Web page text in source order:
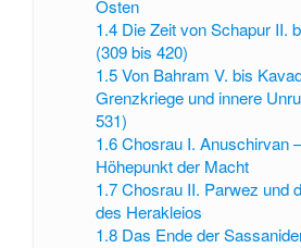
Osten
1.4 Die Zeit von Schapur II.
(309 bis 420)
1.5 Von Bahram V. bis
Grenzkriege und innere
531)
1.6 Chosrau I. Anuschirvan
Höhepunkt der Macht
1.7 Chosrau II. Parwez und
des Herakleios
1.8 Das Ende der